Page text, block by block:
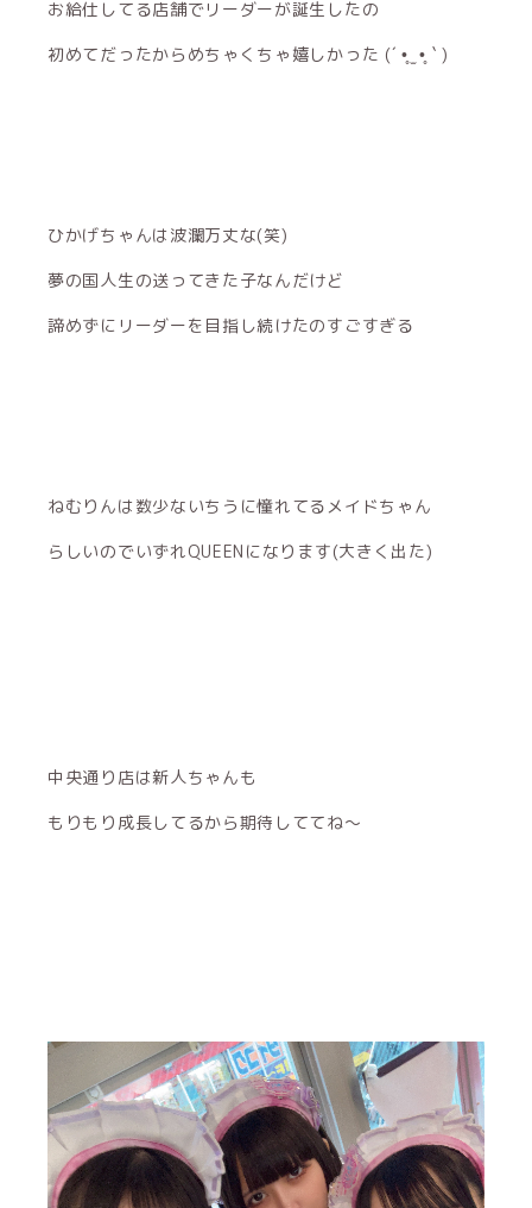
お給仕してる店舗でリーダーが誕生したの
初めてだったからめちゃくちゃ嬉しかった (´ •̥ ̫ •̥ ` )
ひかげちゃんは波瀾万丈な(笑)
夢の国人生の送ってきた子なんだけど
諦めずにリーダーを目指し続けたのすごすぎる
ねむりんは数少ないちうに憧れてるメイドちゃん
らしいのでいずれQUEENになります(大きく出た)
中央通り店は新人ちゃんも
もりもり成長してるから期待しててね〜